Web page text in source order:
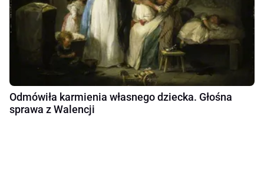
Odmówiła karmienia własnego dziecka. Głośna
sprawa z Walencji